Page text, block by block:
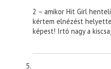
2 – amikor Hit Girl
kértem elnézést
képest! Irtó nagy a